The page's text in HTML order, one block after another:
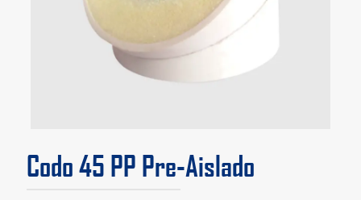
Codo 45 PP Pre-Aislado